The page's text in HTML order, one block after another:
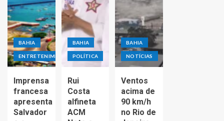
BAHIA
ENTRETENIMENTO
Imprensa
francesa
apresenta
Salvador
BAHIA
POLÍTICA
Rui
Costa
alfineta
ACM
BAHIA
NOTÍCIAS
Ventos
acima de
90 km/h
no Rio de